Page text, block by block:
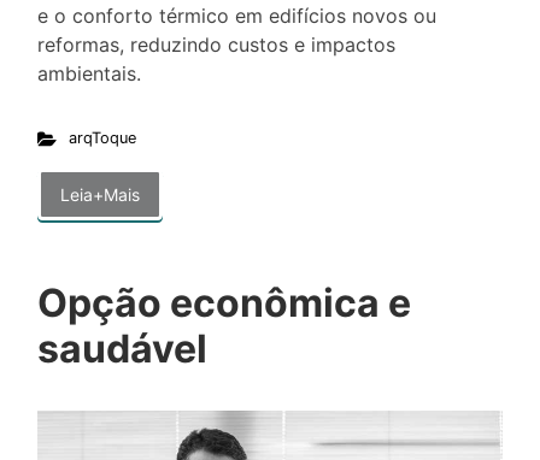
e o conforto térmico em edifícios novos ou
reformas, reduzindo custos e impactos
ambientais.
arqToque
Leia+Mais
Opção econômica e
saudável